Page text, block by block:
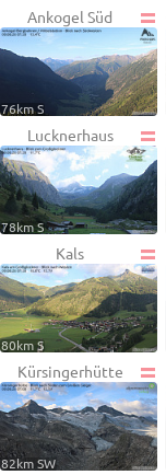
Ankogel Süd
76km S
Lucknerhaus
78km S
Kals
80km S
Kürsingerhütte
82km SW